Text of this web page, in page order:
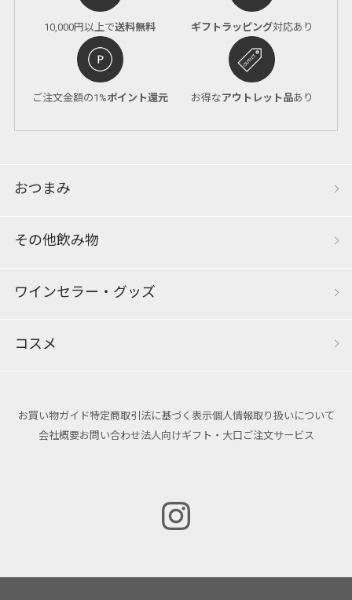
10,000円以上で送料無料 ギフトラッピング対応あり
ご注文金額の1%ポイント還元 お得なアウトレット品あり
おつまみ
その他飲み物
ワインセラー・グッズ
コスメ
お買い物ガイド特定商取引法に基づく表示個人情報取り扱いについて
会社概要お問い合わせ法人向けギフト・大口ご注文サービス